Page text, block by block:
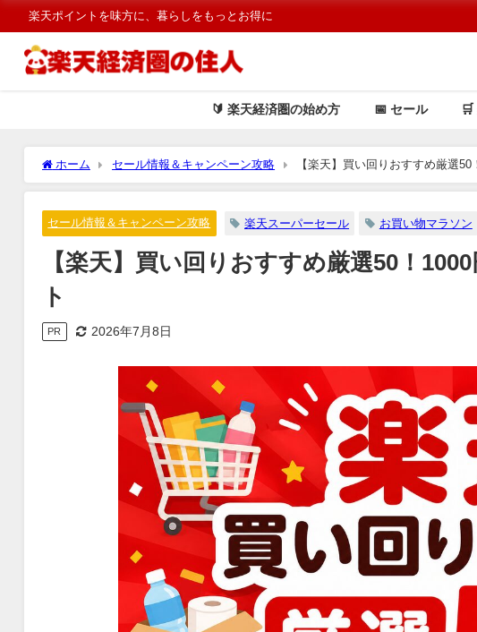
楽天ポイントを味方に、暮らしをもっとお得に
🔰 楽天経済圏の始め方 📅 セール 🛒
ホーム セール情報＆キャンペーン攻略 【楽天】買い回りおすすめ厳選
セール情報＆キャンペーン攻略 楽天スーパーセール お買い物マラソン
【楽天】買い回りおすすめ厳選50！
ト
PR 2026年7月8日